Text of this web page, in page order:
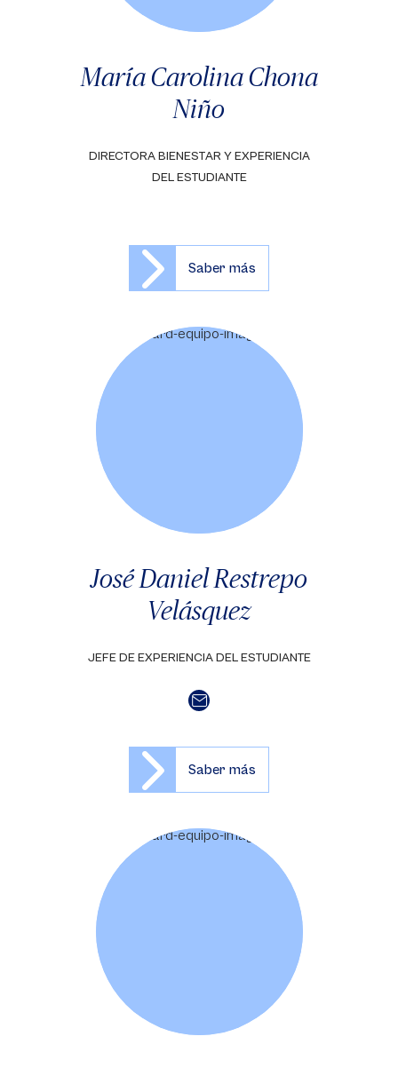
María Carolina Chona
Niño
DIRECTORA BIENESTAR Y EXPERIENCIA
DEL ESTUDIANTE
Saber más
José Daniel Restrepo
Velásquez
JEFE DE EXPERIENCIA DEL ESTUDIANTE
Saber más